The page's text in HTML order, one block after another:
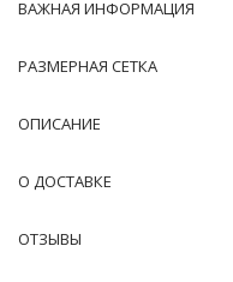
ВАЖНАЯ ИНФОРМАЦИЯ
РАЗМЕРНАЯ СЕТКА
ОПИСАНИЕ
О ДОСТАВКЕ
ОТЗЫВЫ